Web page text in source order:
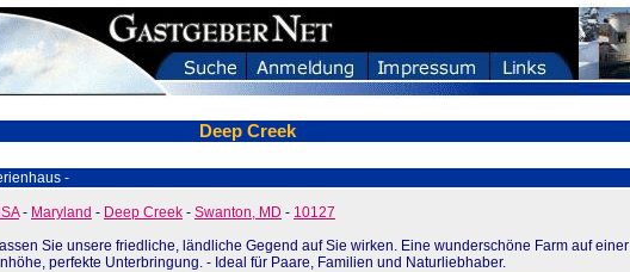
Deep Creek
-
- Maryland - Deep Creek - Swanton, MD - 10127
Sie unsere friedliche, ländliche Gegend auf Sie wirken. Eine wunderschöne Farm auf einer
perfekte Unterbringung. - Ideal für Paare, Familien und Naturliebhaber.